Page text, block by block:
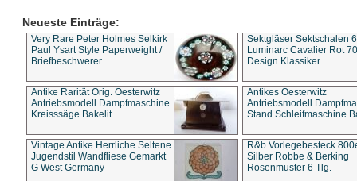
Neueste Einträge:
Very Rare Peter Holmes Selkirk
Paul Ysart Style Paperweight /
Briefbeschwerer
Sektgläser Sektschalen
Luminarc Cavalier Rot
Design Klassiker
Antike Rarität Orig. Oesterwitz
Antriebsmodell Dampfmaschine
Kreisssäge Bakelit
Antikes Oesterwitz
Antriebsmodell
Stand Schleifmaschine
Vintage Antike Herrliche Seltene
Jugendstil Wandfliese Gemarkt
G West Germany
R&b Vorlegebesteck
Silber Robbe & Berking
Rosenmuster 6 Tlg.